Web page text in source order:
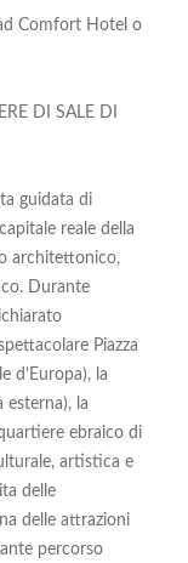
Comfort Hotel o
DI SALE DI
guidata di
reale della
architettonico,
Durante
Piazza
d’Europa), la
esterna), la
ebraico di
artistica e
delle
delle attrazioni
percorso